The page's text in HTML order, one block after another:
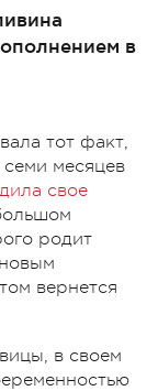
в
тот факт,
месяцев
свое
родит
вернется
в своем